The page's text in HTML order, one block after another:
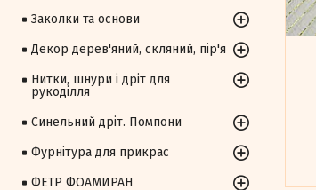
Заколки та основи
Декор дерев'яний, скляний, пір'я
Нитки, шнури і дріт для
рукоділля
Синельний дріт. Помпони
Фурнітура для прикрас
ФЕТР ФОАМИРАН